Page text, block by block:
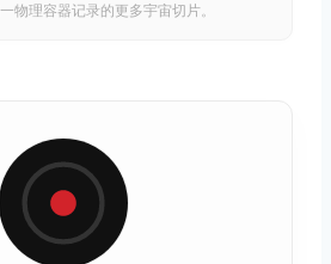
物理容器记录的更多宇宙切片。